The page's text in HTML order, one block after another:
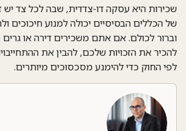
שכירות היא עסקה דו-צדדית, שבה לכל צד יש
של הכללים הבסיסיים יכולה למנוע חיכוכים
וברור לכולם. אם אתם משכירים דירה או
להכיר את הזכויות שלכם, להבין את
לפי החוק כדי להימנע מסכסוכים מיותרים.